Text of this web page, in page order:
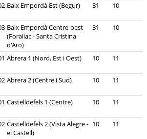
Baix Empordà Est (Begur) 31 10
Baix Empordà Centre-oest
(Forallac - Santa Cristina
d'Aro)
31 10
Abrera 1 (Nord, Est i Oest) 10 11
Abrera 2 (Centre i Sud) 10 11
Castelldefels 1 (Centre) 10 11
Castelldefels 2 (Vista Alegre -
el Castell)
10 11